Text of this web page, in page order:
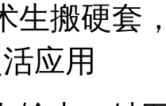
生搬硬套
应用